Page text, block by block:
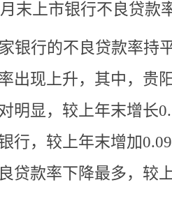
末上市银行不良贷款
银行的不良贷款率持
出现上升，其中，贵
明显，较上年末增长
行，较上年末增加
贷款率下降最多，较